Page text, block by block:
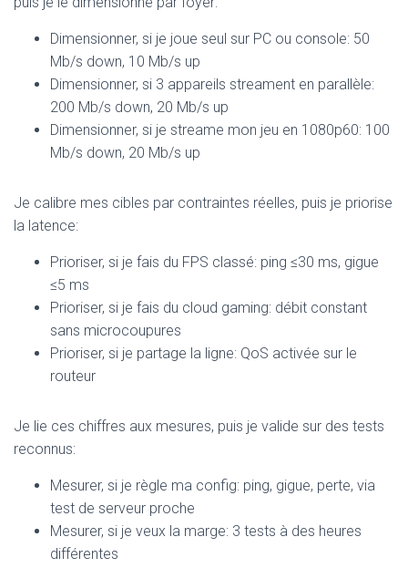
Dimensionner, si je joue seul sur PC ou console: 50
Mb/s down, 10 Mb/s up
Dimensionner, si 3 appareils streament en parallèle:
200 Mb/s down, 20 Mb/s up
Dimensionner, si je streame mon jeu en 1080p60: 100
Mb/s down, 20 Mb/s up
Je calibre mes cibles par contraintes réelles, puis je priorise
la latence:
Prioriser, si je fais du FPS classé: ping ≤30 ms, gigue
≤5 ms
Prioriser, si je fais du cloud gaming: débit constant
sans microcoupures
Prioriser, si je partage la ligne: QoS activée sur le
routeur
Je lie ces chiffres aux mesures, puis je valide sur des tests
reconnus:
Mesurer, si je règle ma config: ping, gigue, perte, via
test de serveur proche
Mesurer, si je veux la marge: 3 tests à des heures
différentes